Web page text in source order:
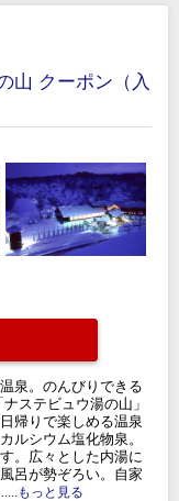
山 クーポン（入
泉。のんびりできる
ステビュウ湯の山」
帰りで楽しめる温泉
ルシウム塩化物泉。
。広々とした内湯に
呂が勢ぞろい。自家
.....もっと見る